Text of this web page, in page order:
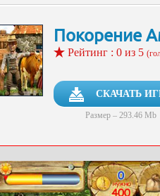
Покорение
Рейтинг : 0 из 5
СКАЧАТЬ
Размер – 293.46 Mb